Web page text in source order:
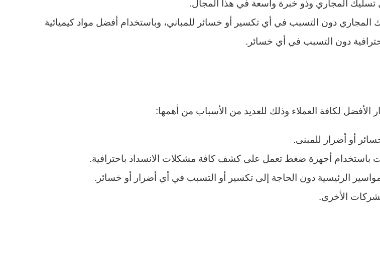
المجاري دون التسبب في أي تكسير أو خسائر للمباني، وباستخدام أفضل مواد كيميائية
دون التسبب في أي خسائر.
لكافة العملاء وذلك للعديد من الأسباب من أهمها:
أو أضرار للمبنى.
أجهزة ضغط تعمل على كشف كافة مشكلات الانسداد باحترافية.
الرئيسية دون الحاجة إلى تكسير أو التسبب في أي أضرار أو خسائر.
الأخرى.